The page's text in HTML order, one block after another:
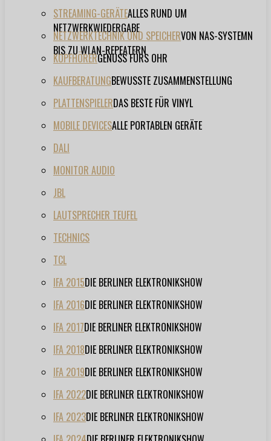
STREAMING-GERÄTEALLES RUND UM
NETZWERKWIEDERGABE
NETZWERKTECHNIK UND SPEICHERVON NAS-SYSTEMN
BIS ZU WLAN-REPEATERN
KOPFHÖRERGENUSS FÜRS OHR
KAUFBERATUNGBEWUSSTE ZUSAMMENSTELLUNG
PLATTENSPIELERDAS BESTE FÜR VINYL
MOBILE DEVICESALLE PORTABLEN GERÄTE
DALI
MONITOR AUDIO
JBL
LAUTSPRECHER TEUFEL
TECHNICS
TCL
IFA 2015DIE BERLINER ELEKTRONIKSHOW
IFA 2016DIE BERLINER ELEKTRONIKSHOW
IFA 2017DIE BERLINER ELEKTRONIKSHOW
IFA 2018DIE BERLINER ELEKTRONIKSHOW
IFA 2019DIE BERLINER ELEKTRONIKSHOW
IFA 2022DIE BERLINER ELEKTRONIKSHOW
IFA 2023DIE BERLINER ELEKTRONIKSHOW